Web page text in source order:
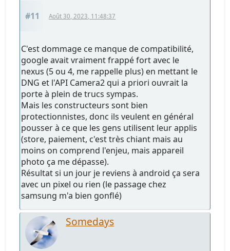
#11 Août 30, 2023, 11:48:37
C'est dommage ce manque de compatibilité,
google avait vraiment frappé fort avec le
nexus (5 ou 4, me rappelle plus) en mettant le
DNG et l'API Camera2 qui a priori ouvrait la
porte à plein de trucs sympas.
Mais les constructeurs sont bien
protectionnistes, donc ils veulent en général
pousser à ce que les gens utilisent leur applis
(store, paiement, c'est très chiant mais au
moins on comprend l'enjeu, mais appareil
photo ça me dépasse).
Résultat si un jour je reviens à android ça sera
avec un pixel ou rien (le passage chez
samsung m'a bien gonflé)
Somedays